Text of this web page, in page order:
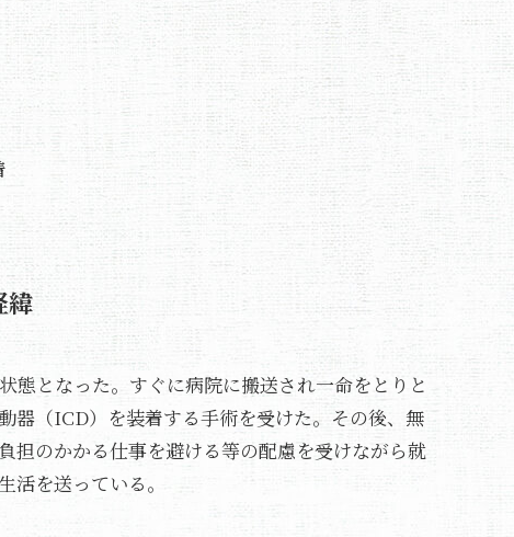
緯
態となった。すぐに病院に搬送され一命をとりと
器（ICD）を装着する手術を受けた。その後、無
担のかかる仕事を避ける等の配慮を受けながら就
を送っている。